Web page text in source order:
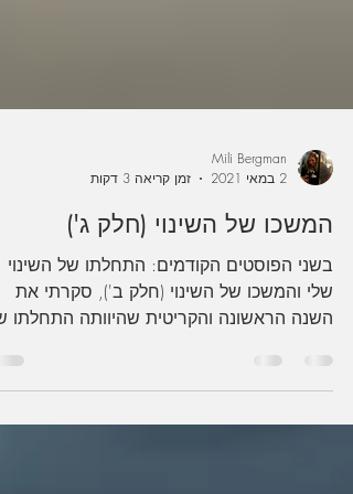
2 במאי 2021
זמן קריאה 3 דקות
המשכו של השינוי (חלק ג')
בשני הפוסטים הקודמים: התחלתו של השינוי
השנה הראשונה והקריטית שהיוותה התחלתו
שינוי, היא הייתה...